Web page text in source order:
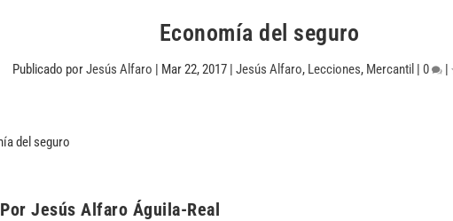
Economía del seguro
Publicado porJesús Alfaro | Mar 22, 2017| Jesús Alfaro, Lecciones, Mercantil | 0 |
Por Jesús Alfaro Águila-Real